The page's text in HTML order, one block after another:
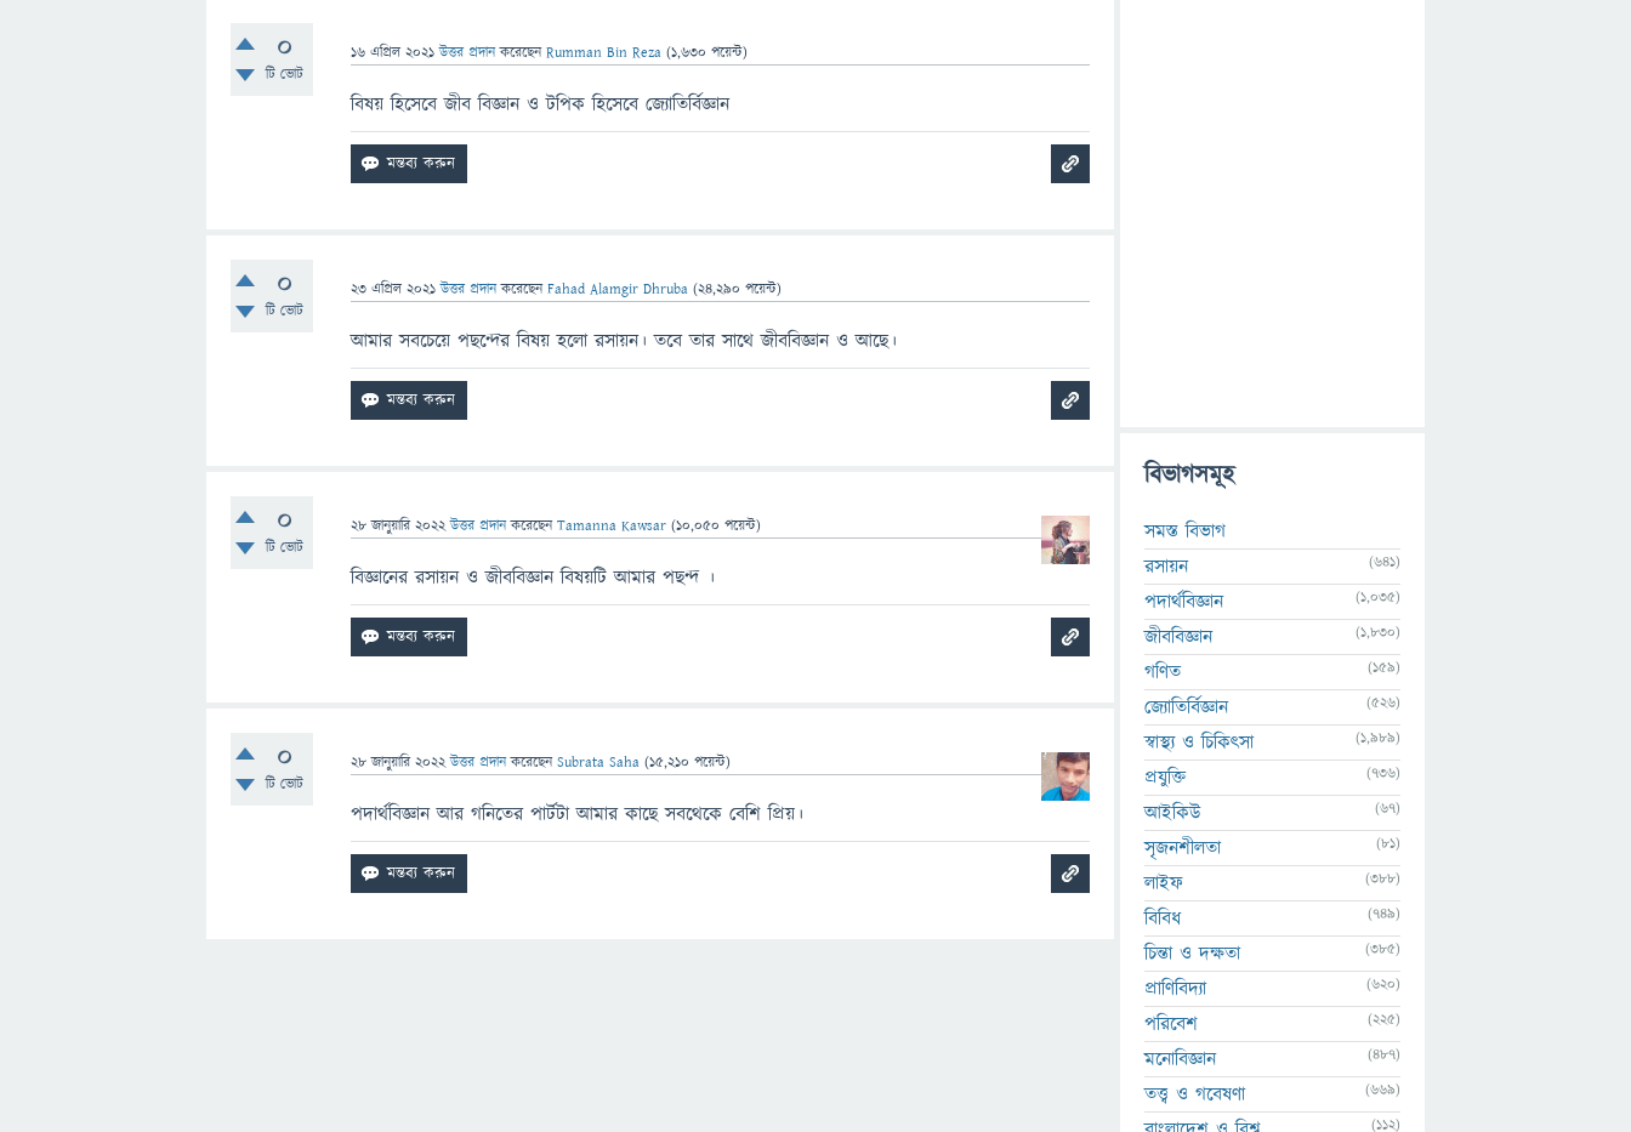
0
টি ভোট
16 এপ্রিল 2021 উত্তর প্রদান করেছেনRumman Bin Reza (1,630 পয়েন্ট)
বিষয় হিসেবে জীব বিজ্ঞান ও টপিক হিসেবে জ্যোতির্বিজ্ঞান
0
টি ভোট
23 এপ্রিল 2021 উত্তর প্রদান করেছেনFahad Alamgir Dhruba (24,290 পয়েন্ট)
আমার সবচেয়ে পছন্দের বিষয় হলো রসায়ন। তবে তার সাথে জীববিজ্ঞান ও আছে।
0
টি ভোট
28 জানুয়ারি 2022 উত্তর প্রদান করেছেনTamanna Kawsar (10,050 পয়েন্ট)
বিজ্ঞানের রসায়ন ও জীববিজ্ঞান বিষয়টি আমার পছন্দ ।
0
টি ভোট
28 জানুয়ারি 2022 উত্তর প্রদান করেছেনSubrata Saha (15,210 পয়েন্ট)
পদার্থবিজ্ঞান আর গনিতের পার্টটা আমার কাছে সবথেকে বেশি প্রিয়।
বিভাগসমূহ
সমস্ত বিভাগ
রসায়ন
(641)
পদার্থবিজ্ঞান (1,035)
জীববিজ্ঞান (1,830)
গণিত (159)
জ্যোতির্বিজ্ঞান (526)
স্বাস্থ্য ও চিকিৎসা (1,989)
প্রযুক্তি (736)
আইকিউ (67)
সৃজনশীলতা (81)
লাইফ (388)
বিবিধ (749)
চিন্তা ও দক্ষতা (385)
প্রাণিবিদ্যা (620)
পরিবেশ (225)
মনোবিজ্ঞান (487)
তত্ত্ব ও গবেষণা (669)
(112)